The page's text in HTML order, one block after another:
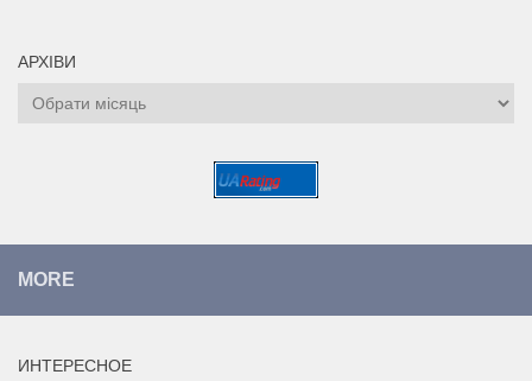
АРХІВИ
Архіви
MORE
ИНТЕРЕСНОЕ